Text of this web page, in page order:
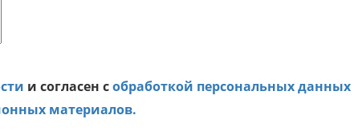
и согласен собработкой персональных данных
материалов.